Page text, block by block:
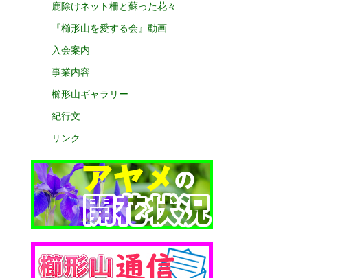
鹿除けネット柵と蘇った花々
『櫛形山を愛する会』動画
入会案内
事業内容
櫛形山ギャラリー
紀行文
リンク